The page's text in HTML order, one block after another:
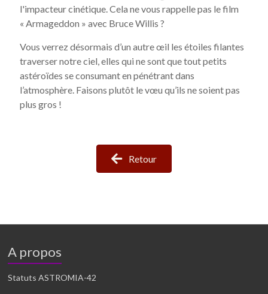
l'impacteur cinétique. Cela ne vous rappelle pas le film
« Armageddon » avec Bruce Willis ?
Vous verrez désormais d’un autre œil les étoiles filantes
traverser notre ciel, elles qui ne sont que tout petits
astéroïdes se consumant en pénétrant dans
l’atmosphère. Faisons plutôt le vœu qu’ils ne soient pas
plus gros !
Retour
A propos
Statuts ASTROMIA-42